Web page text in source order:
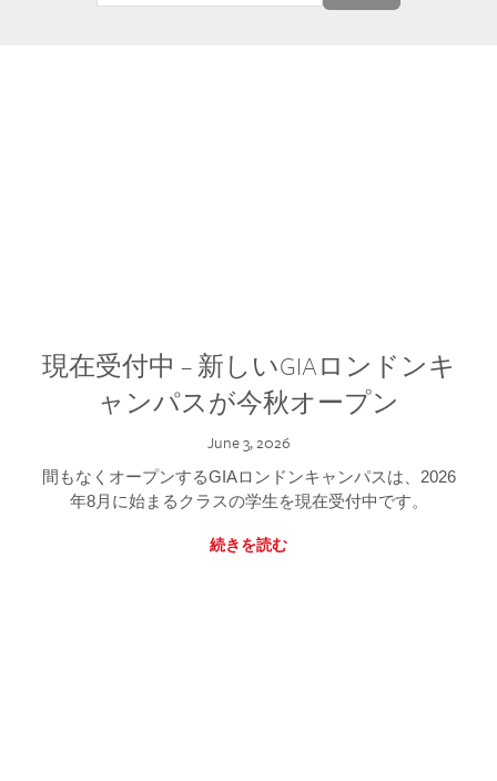
現在受付中 – 新しいGIAロンドンキ
ャンパスが今秋オープン
June 3, 2026
間もなくオープンするGIAロンドンキャンパスは、2026
年8月に始まるクラスの学生を現在受付中です。
続きを読む